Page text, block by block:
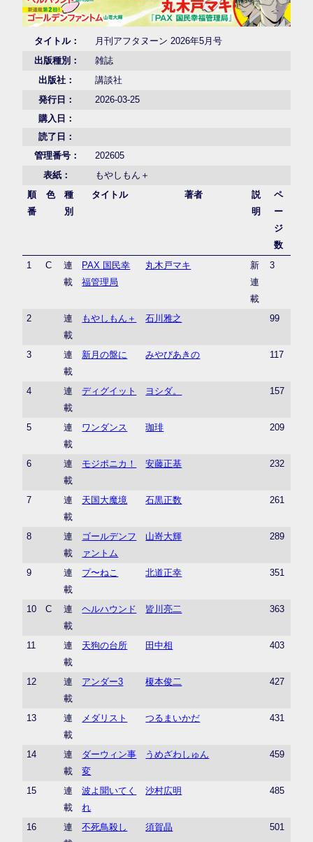
タイトル：
月刊アフタヌーン 2026年5月号
出版種別：
雑誌
出版社：
講談社
発行日：
2026-03-25
購入日：
読了日：
管理番号：
202605
表紙：
もやしもん＋
順
番
色
種
別
タイトル 著者
説
明
ペ
ー
ジ
数
1
C
連
載
PAX 国民幸
福管理局
丸木戸マキ
新
連
載
3
2
連
載
もやしもん＋ 石川雅之 99
3
連
載
新月の盤に みやびあきの 117
4
連
載
ディグイット ヨシダ。 157
5
連
載
ワンダンス 珈琲 209
6
連
載
モジポニカ！ 安藤正基 232
7
連
載
天国大魔境 石黒正数 261
8
連
載
ゴールデンフ
ァントム
山嵜大輝 289
9
連
載
プ〜ねこ 北道正幸 351
10 C
連
載
ヘルハウンド 皆川亮二 363
11
連
載
天狗の台所 田中相 403
12
連
載
アンダー3 榎本俊二 427
13
連
載
メダリスト つるまいかだ 431
14
連
載
ダーウィン事
変
うめざわしゅん 459
15
連
載
波よ聞いてく
れ
沙村広明 485
16
連
不死鳥殺し 須賀晶 501